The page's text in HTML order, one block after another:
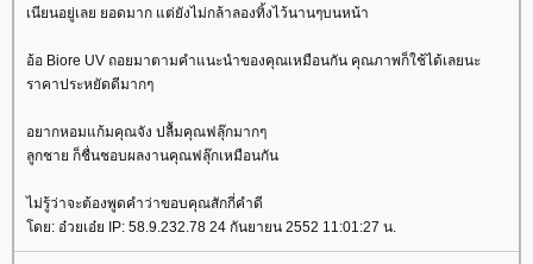
เนียนอยู่เลย ยอดมาก แต่ยังไม่กล้าลองทิ้งไว้นานๆบนหน้า
อ้อ Biore UV ถอยมาตามคำแนะนำของคุณเหมือนกัน คุณภาพก็ใช้ได้เลยนะ
ราคาประหยัดดีมากๆ
อยากหอมแก้มคุณจัง ปลื้มคุณฟลุ๊กมากๆ
ลูกชาย ก็ชื่นชอบผลงานคุณฟลุ๊กเหมือนกัน
ไม่รู้ว่าจะต้องพูดคำว่าขอบคุณสักกี่คำดี
ดย: อ๋วยเอ๋ย IP: 58.9.232.78 24 กันยายน 2552 11:01:27 น.